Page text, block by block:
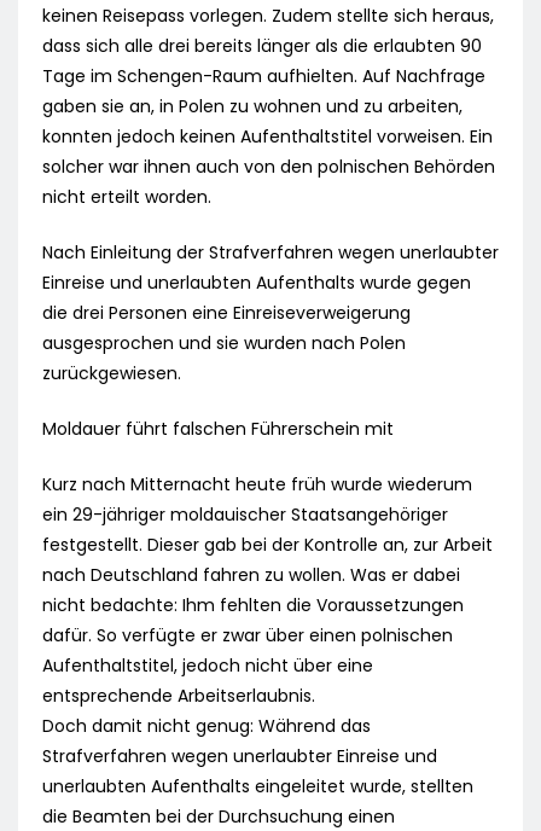
keinen Reisepass vorlegen. Zudem stellte sich heraus,
dass sich alle drei bereits länger als die erlaubten 90
Tage im Schengen-Raum aufhielten. Auf Nachfrage
gaben sie an, in Polen zu wohnen und zu arbeiten,
konnten jedoch keinen Aufenthaltstitel vorweisen. Ein
solcher war ihnen auch von den polnischen Behörden
nicht erteilt worden.
Nach Einleitung der Strafverfahren wegen unerlaubter
Einreise und unerlaubten Aufenthalts wurde gegen
die drei Personen eine Einreiseverweigerung
ausgesprochen und sie wurden nach Polen
zurückgewiesen.
Moldauer führt falschen Führerschein mit
Kurz nach Mitternacht heute früh wurde wiederum
ein 29-jähriger moldauischer Staatsangehöriger
festgestellt. Dieser gab bei der Kontrolle an, zur Arbeit
nach Deutschland fahren zu wollen. Was er dabei
nicht bedachte: Ihm fehlten die Voraussetzungen
dafür. So verfügte er zwar über einen polnischen
Aufenthaltstitel, jedoch nicht über eine
entsprechende Arbeitserlaubnis.
Doch damit nicht genug: Während das
Strafverfahren wegen unerlaubter Einreise und
unerlaubten Aufenthalts eingeleitet wurde, stellten
die Beamten bei der Durchsuchung einen